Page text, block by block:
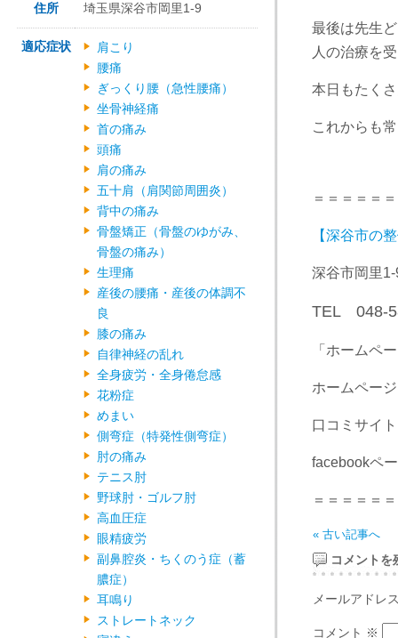
最後は先生
人の治療を
本日もたく
これからも
＝＝＝＝＝
【深谷市の
深谷市岡里
TEL 048-
「ホームペ
ホームペー
口コミサイ
facebookペ
＝＝＝＝＝
« 古い記事へ
コメントを
メールアドレ
コメント ※
住所 埼玉県深谷市岡里1-9
適応症状
肩こり
腰痛
ぎっくり腰（急性腰痛）
坐骨神経痛
首の痛み
頭痛
肩の痛み
五十肩（肩関節周囲炎）
背中の痛み
骨盤矯正（骨盤のゆがみ、
骨盤の痛み）
生理痛
産後の腰痛・産後の体調不
良
膝の痛み
自律神経の乱れ
全身疲労・全身倦怠感
花粉症
めまい
側弯症（特発性側弯症）
肘の痛み
テニス肘
野球肘・ゴルフ肘
高血圧症
眼精疲労
副鼻腔炎・ちくのう症（蓄
膿症）
耳鳴り
ストレートネック